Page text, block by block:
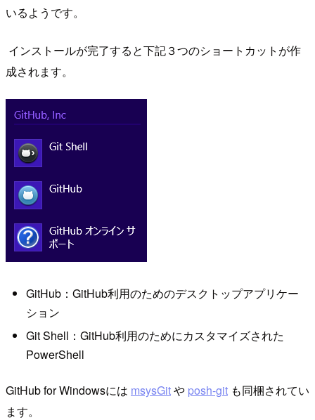
いるようです。
インストールが完了すると下記３つのショートカットが作
成されます。
GitHub：GitHub利用のためのデスクトップアプリケー
ション
Git Shell：GitHub利用のためにカスタマイズされた
PowerShell
GitHub for Windowsには msysGitや posh-git も同梱されてい
ます。